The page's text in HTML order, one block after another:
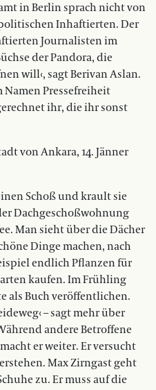
in Berlin sprach nicht von
Inhaftierten. Der
Journalisten im
der Pandora, die
will‹, sagt Berivan Aslan.
Namen Pressefreiheit
ihr, die ihr sonst
von Ankara, 14. Jänner
Schoß und krault sie
Dachgeschoßwohnung
Man sieht über die Dächer
Dinge machen, nach
endlich Pflanzen für
kaufen. Im Frühling
als Buch veröffentlichen.
– sagt mehr über
andere Betroffene
er weiter. Er versucht
Max Zirngast geht
zu. Er muss auf die